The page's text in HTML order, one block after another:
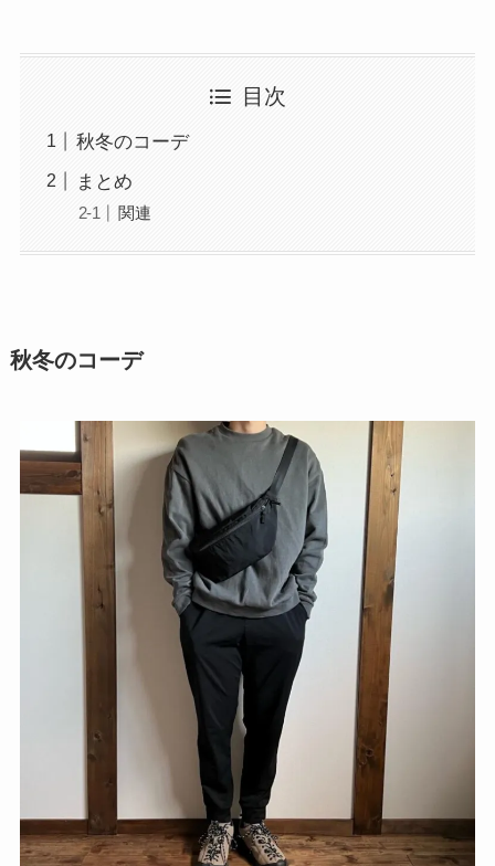
目次
秋冬のコーデ
まとめ
関連
秋冬のコーデ